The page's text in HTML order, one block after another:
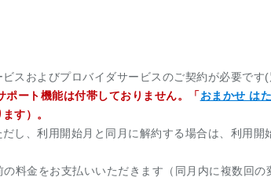
スおよびプロバイダサービスのご契約が必要です
ート機能は付帯しておりません。「おまかせ は
す）。
し、利用開始月と同月に解約する場合は、利用
料金をお支払いいただきます（同月内に複数回